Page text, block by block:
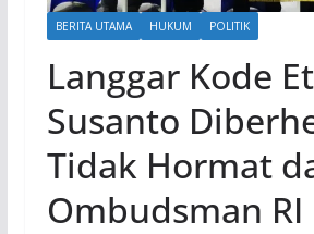
BERITA UTAMA HUKUM POLITIK
Langgar Kode
Susanto
Tidak Hormat
Ombudsman RI